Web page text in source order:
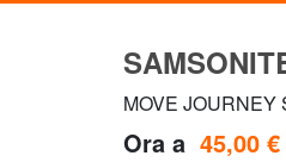
MOVE
Ora a 45,00 €